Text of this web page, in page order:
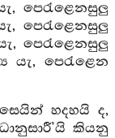
පෙරැළෙනසුලු
පෙරැළෙනසුලු
පෙරැළෙනසුලු
යැ, පෙරැළෙන
හදහයි ද,
කියනු